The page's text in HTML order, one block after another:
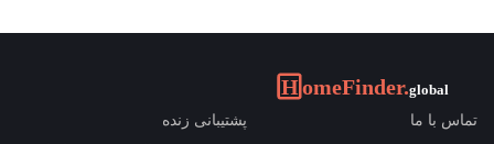
تماس با ما
پشتیبانی زنده